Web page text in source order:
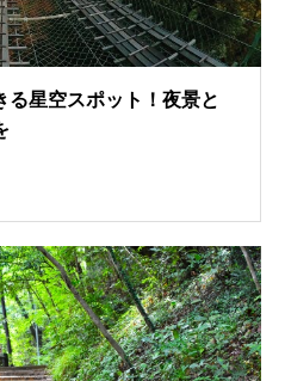
る星空スポット！夜景と